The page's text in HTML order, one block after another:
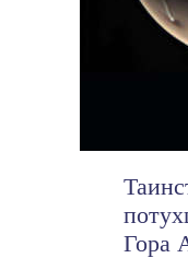
Гора